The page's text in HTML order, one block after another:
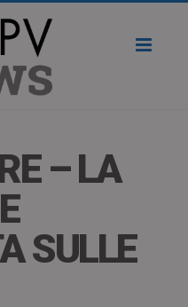
– LA
SULLE